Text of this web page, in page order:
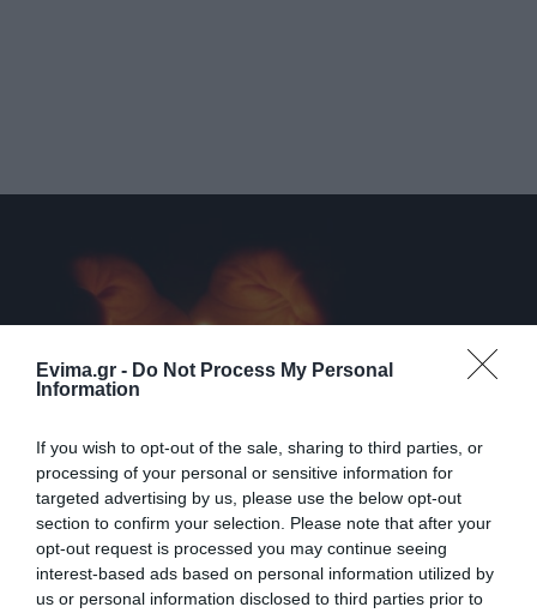
Evima.gr - Do Not Process My Personal
Information
If you wish to opt-out of the sale, sharing to third parties, or
processing of your personal or sensitive information for
targeted advertising by us, please use the below opt-out
section to confirm your selection. Please note that after your
opt-out request is processed you may continue seeing
interest-based ads based on personal information utilized by
us or personal information disclosed to third parties prior to
Εύβοια: Συγκίνηση στο «τελευταίο αντίο»
γνωστής Χαλκιδέας
02.08.2023 | 15:45